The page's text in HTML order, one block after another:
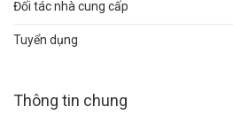
Đối tác nhà cung cấp
Tuyển dụng
Thông tin chung